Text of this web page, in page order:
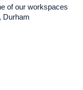
of our workspaces
Durham